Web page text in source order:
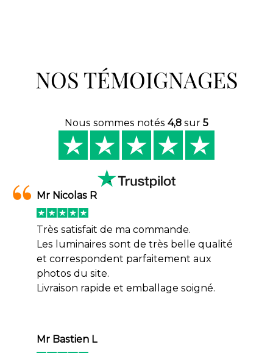
NOS TÉMOIGNAGES
Nous sommes notés 4,8 sur 5
Mr Nicolas R
Très satisfait de ma commande.
Les luminaires sont de très belle qualité
et correspondent parfaitement aux
photos du site.
Livraison rapide et emballage soigné.
Mr Bastien L